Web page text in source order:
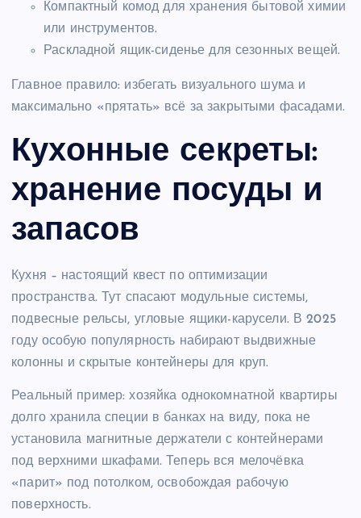
Компактный комод для хранения бытовой химии
или инструментов.
Раскладной ящик-сиденье для сезонных вещей.
Главное правило: избегать визуального шума и
максимально «прятать» всё за закрытыми фасадами.
Кухонные секреты:
хранение посуды и
запасов
Кухня – настоящий квест по оптимизации
пространства. Тут спасают модульные системы,
подвесные рельсы, угловые ящики-карусели. В 2025
году особую популярность набирают выдвижные
колонны и скрытые контейнеры для круп.
Реальный пример: хозяйка однокомнатной квартиры
долго хранила специи в банках на виду, пока не
установила магнитные держатели с контейнерами
под верхними шкафами. Теперь вся мелочёвка
«парит» под потолком, освобождая рабочую
поверхность.